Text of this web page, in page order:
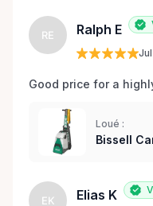
RE Ralph E
Good price for a
Loué :
Bissell
EK Elias K